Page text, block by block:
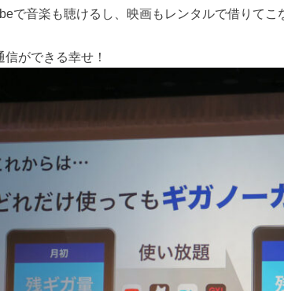
で音楽も聴けるし、映画もレンタルで借りてこ
ができる幸せ！